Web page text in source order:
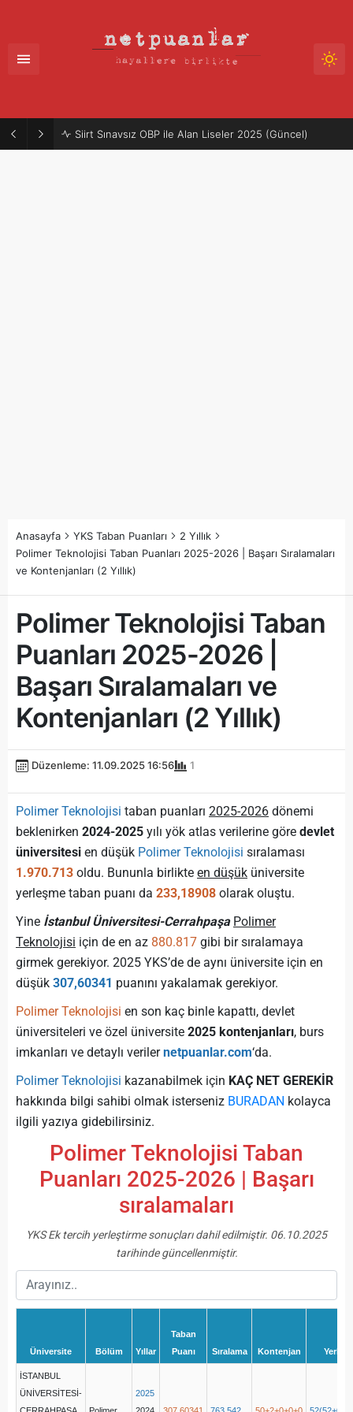
Siirt Sınavsız OBP ile Alan Liseler 2025 (Güncel)
Anasayfa YKS Taban Puanları
2 Yıllık
Polimer Teknolojisi Taban Puanları 2025-2026 | Başarı Sıralamaları
ve Kontenjanları (2 Yıllık)
Polimer Teknolojisi Taban
Puanları 2025-2026 |
Başarı Sıralamaları ve
Kontenjanları (2 Yıllık)
Düzenleme: 11.09.2025 16:56 1
Polimer Teknolojisi taban puanları 2025-2026 dönemi
beklenirken 2024-2025 yılı yök atlas verilerine göre devlet
üniversitesi en düşük Polimer Teknolojisi sıralaması
1.970.713 oldu. Bununla birlikte en düşük üniversite
yerleşme taban puanı da 233,18908 olarak oluştu.
Yine İstanbul Üniversitesi-Cerrahpaşa Polimer
Teknolojisi için de en az 880.817 gibi bir sıralamaya
girmek gerekiyor. 2025 YKS’de de aynı üniversite için en
düşük 307,60341 puanını yakalamak gerekiyor.
Polimer Teknolojisi en son kaç binle kapattı, devlet
üniversiteleri ve özel üniversite 2025 kontenjanları, burs
imkanları ve detaylı verilernetpuanlar.com‘da.
Polimer Teknolojisi kazanabilmek için KAÇ NET GEREKİR
hakkında bilgi sahibi olmak isterseniz BURADAN kolayca
ilgili yazıya gidebilirsiniz.
Polimer Teknolojisi Taban
Puanları 2025-2026 | Başarı
sıralamaları
YKS Ek tercih yerleştirme sonuçları dahil edilmiştir. 06.10.2025
tarihinde güncellenmiştir.
Üniversite Bölüm Yıllar
Taban
Puanı
Sıralama Kontenjan
İSTANBUL
ÜNİVERSİTESİ-
2025